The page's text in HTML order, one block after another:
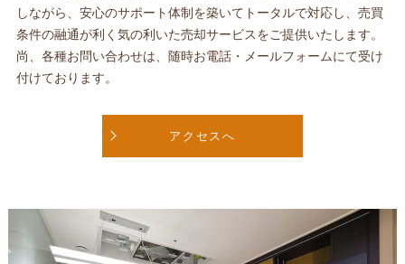
しながら、安心のサポート体制を築いてトータルで対応し、売買
条件の融通が利く気の利いた売却サービスをご提供いたします。
尚、各種お問い合わせは、随時お電話・メールフォームにて受け
付けております。
アクセスへ